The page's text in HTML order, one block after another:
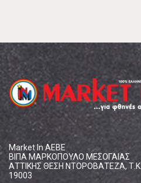
Market In ΑΕΒΕ
ΒΙΠΑ ΜΑΡΚΟΠΟΥΛΟ ΜΕΣΟΓΑΙΑΣ
ΑΤΤΙΚΗΣ ΘΕΣΗ ΝΤΟΡΟΒΑΤΕΖΑ, Τ.Κ.
19003